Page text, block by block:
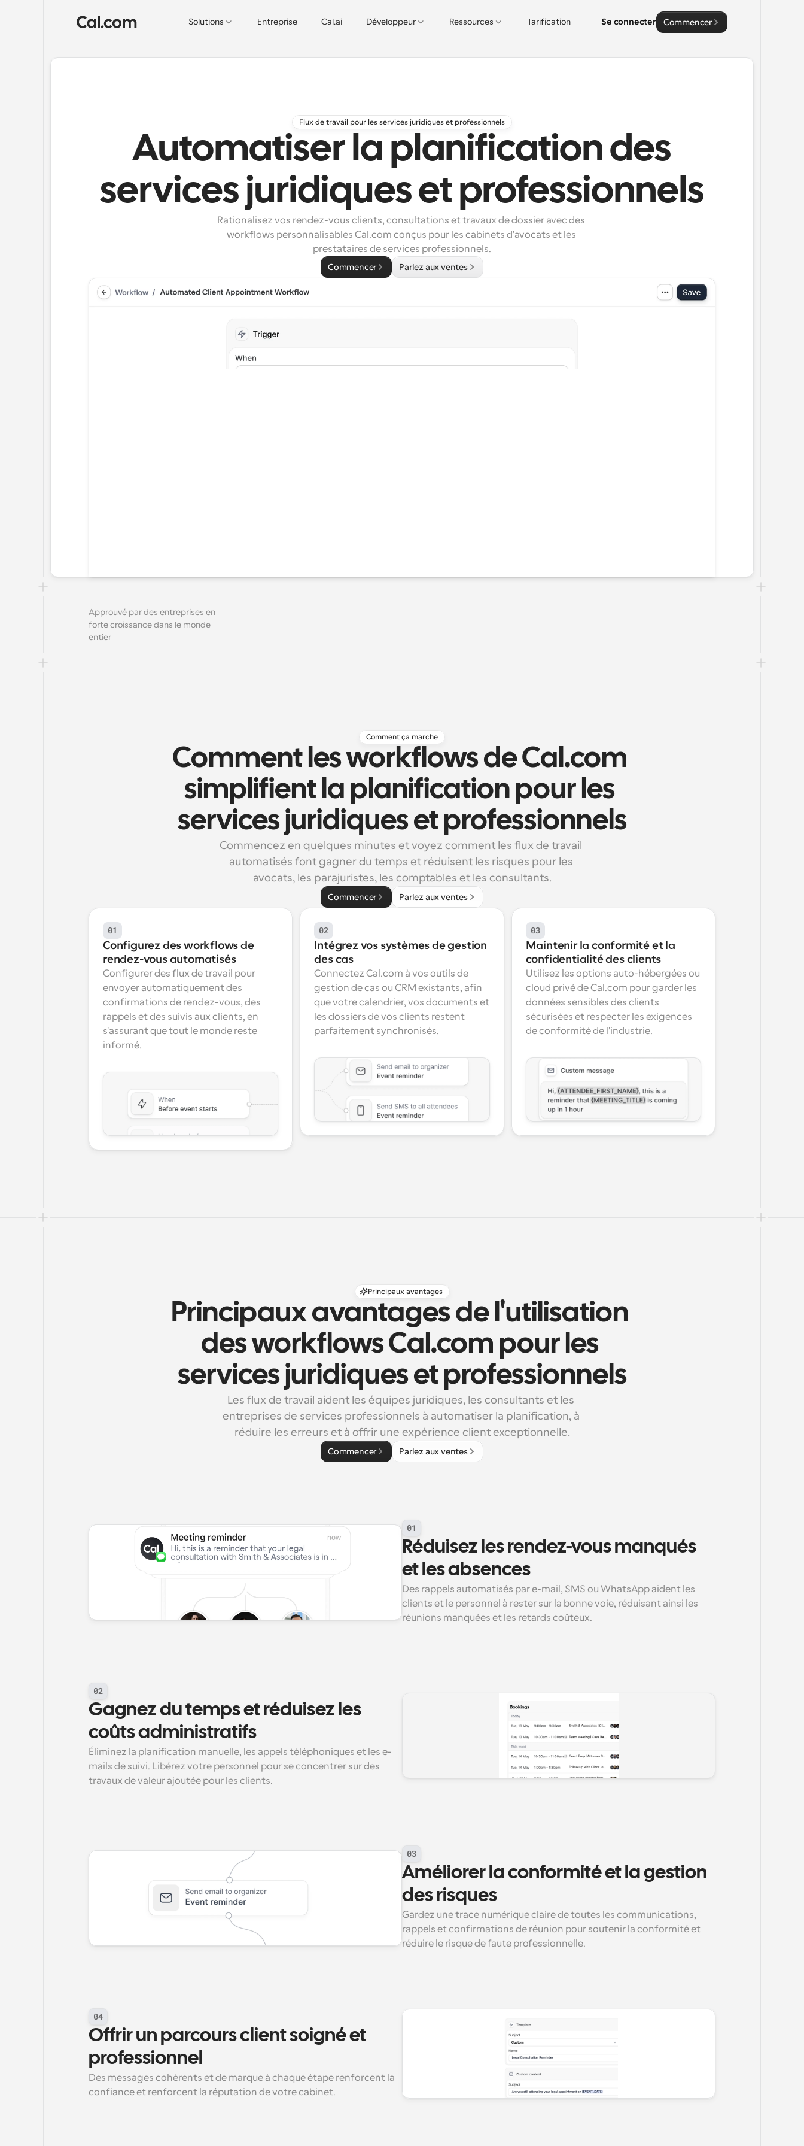
Solutions Entreprise Cal.ai Développeur Ressources Tarification Se connecter Commencer
Flux de travail pour les services juridiques et professionnels
Automatiser la planification des
services juridiques et professionnels
Rationalisez vos rendez-vous clients, consultations et travaux de dossier avec des
workflows personnalisables Cal.com conçus pour les cabinets d'avocats et les
prestataires de services professionnels.
Commencer Parlez aux ventes
Approuvé par des entreprises en
forte croissance dans le monde
entier
Comment ça marche
Comment les workflows de Cal.com
simplifient la planification pour les
services juridiques et professionnels
Commencez en quelques minutes et voyez comment les flux de travail
automatisés font gagner du temps et réduisent les risques pour les
avocats, les parajuristes, les comptables et les consultants.
Commencer Parlez aux ventes
01
Configurez des workflows de
rendez-vous automatisés
Configurer des flux de travail pour
envoyer automatiquement des
confirmations de rendez-vous, des
rappels et des suivis aux clients, en
s'assurant que tout le monde reste
informé.
02
Intégrez vos systèmes de gestion
des cas
Connectez Cal.com à vos outils de
gestion de cas ou CRM existants, afin
que votre calendrier, vos documents et
les dossiers de vos clients restent
parfaitement synchronisés.
03
Maintenir la conformité et la
confidentialité des clients
Utilisez les options auto-hébergées ou
cloud privé de Cal.com pour garder les
données sensibles des clients
sécurisées et respecter les exigences
de conformité de l'industrie.
Principaux avantages
Principaux avantages de l'utilisation
des workflows Cal.com pour les
services juridiques et professionnels
Les flux de travail aident les équipes juridiques, les consultants et les
entreprises de services professionnels à automatiser la planification, à
réduire les erreurs et à offrir une expérience client exceptionnelle.
Commencer Parlez aux ventes
01
Réduisez les rendez-vous manqués
et les absences
Des rappels automatisés par e-mail, SMS ou WhatsApp aident les
clients et le personnel à rester sur la bonne voie, réduisant ainsi les
réunions manquées et les retards coûteux.
02
Gagnez du temps et réduisez les
coûts administratifs
Éliminez la planification manuelle, les appels téléphoniques et les e-
mails de suivi. Libérez votre personnel pour se concentrer sur des
travaux de valeur ajoutée pour les clients.
03
Améliorer la conformité et la gestion
des risques
Gardez une trace numérique claire de toutes les communications,
rappels et confirmations de réunion pour soutenir la conformité et
réduire le risque de faute professionnelle.
04
Offrir un parcours client soigné et
professionnel
Des messages cohérents et de marque à chaque étape renforcent la
confiance et renforcent la réputation de votre cabinet.